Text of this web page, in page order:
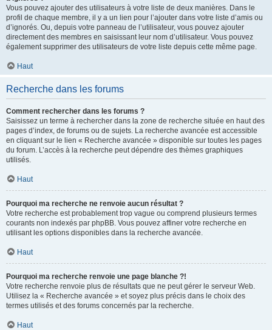
Vous pouvez ajouter des utilisateurs à votre liste de deux manières. Dans le
profil de chaque membre, il y a un lien pour l’ajouter dans votre liste d’amis ou
d’ignorés. Ou, depuis votre panneau de l’utilisateur, vous pouvez ajouter
directement des membres en saisissant leur nom d’utilisateur. Vous pouvez
également supprimer des utilisateurs de votre liste depuis cette même page.
Haut
Recherche dans les forums
Comment rechercher dans les forums ?
Saisissez un terme à rechercher dans la zone de recherche située en haut des
pages d’index, de forums ou de sujets. La recherche avancée est accessible
en cliquant sur le lien « Recherche avancée » disponible sur toutes les pages
du forum. L’accès à la recherche peut dépendre des thèmes graphiques
utilisés.
Haut
Pourquoi ma recherche ne renvoie aucun résultat ?
Votre recherche est probablement trop vague ou comprend plusieurs termes
courants non indexés par phpBB. Vous pouvez affiner votre recherche en
utilisant les options disponibles dans la recherche avancée.
Haut
Pourquoi ma recherche renvoie une page blanche ?!
Votre recherche renvoie plus de résultats que ne peut gérer le serveur Web.
Utilisez la « Recherche avancée » et soyez plus précis dans le choix des
termes utilisés et des forums concernés par la recherche.
Haut